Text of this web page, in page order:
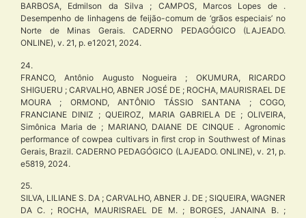
BARBOSA, Edmilson da Silva ; CAMPOS, Marcos Lopes de .
Desempenho de linhagens de feijão-comum de ‘grãos especiais’ no
Norte de Minas Gerais. CADERNO PEDAGÓGICO (LAJEADO.
ONLINE), v. 21, p. e12021, 2024.
24.
FRANCO, Antônio Augusto Nogueira ; OKUMURA, RICARDO
SHIGUERU ; CARVALHO, ABNER JOSÉ DE ; ROCHA, MAURISRAEL DE
MOURA ; ORMOND, ANTÔNIO TÁSSIO SANTANA ; COGO,
FRANCIANE DINIZ ; QUEIROZ, MARIA GABRIELA DE ; OLIVEIRA,
Simônica Maria de ; MARIANO, DAIANE DE CINQUE . Agronomic
performance of cowpea cultivars in first crop in Southwest of Minas
Gerais, Brazil. CADERNO PEDAGÓGICO (LAJEADO. ONLINE), v. 21, p.
e5819, 2024.
25.
SILVA, LILIANE S. DA ; CARVALHO, ABNER J. DE ; SIQUEIRA, WAGNER
DA C. ; ROCHA, MAURISRAEL DE M. ; BORGES, JANAINA B. ;